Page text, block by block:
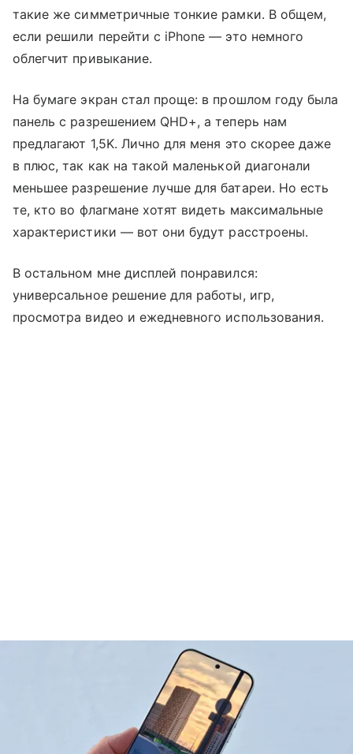
такие же симметричные тонкие рамки. В общем,
если решили перейти с iPhone — это немного
облегчит привыкание.
На бумаге экран стал проще: в прошлом году была
панель с разрешением QHD+, а теперь нам
предлагают 1,5K. Лично для меня это скорее даже
в плюс, так как на такой маленькой диагонали
меньшее разрешение лучше для батареи. Но есть
те, кто во флагмане хотят видеть максимальные
характеристики — вот они будут расстроены.
В остальном мне дисплей понравился:
универсальное решение для работы, игр,
просмотра видео и ежедневного использования.